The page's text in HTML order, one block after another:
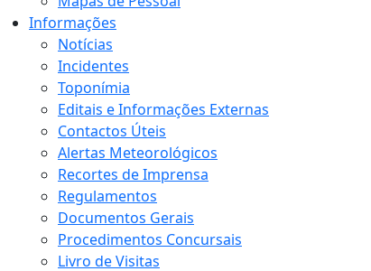
Informações
Notícias
Incidentes
Toponímia
Editais e Informações Externas
Contactos Úteis
Alertas Meteorológicos
Recortes de Imprensa
Regulamentos
Documentos Gerais
Procedimentos Concursais
Livro de Visitas